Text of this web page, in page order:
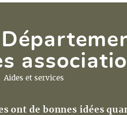
Aides et services
ont de bonnes idées